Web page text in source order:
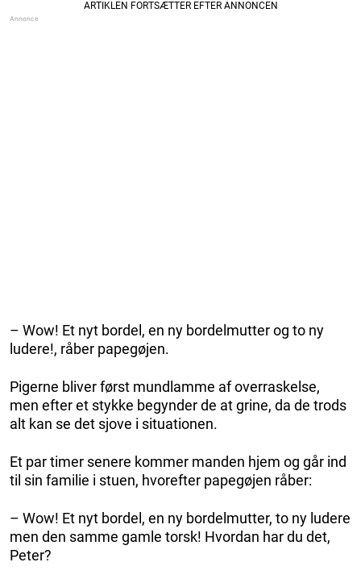
– Wow! Et nyt bordel, en ny bordelmutter og to ny
ludere!, råber papegøjen.
Pigerne bliver først mundlamme af overraskelse,
men efter et stykke begynder de at grine, da de trods
alt kan se det sjove i situationen.
Et par timer senere kommer manden hjem og går ind
til sin familie i stuen, hvorefter papegøjen råber:
– Wow! Et nyt bordel, en ny bordelmutter, to ny ludere
men den samme gamle torsk! Hvordan har du det,
Peter?